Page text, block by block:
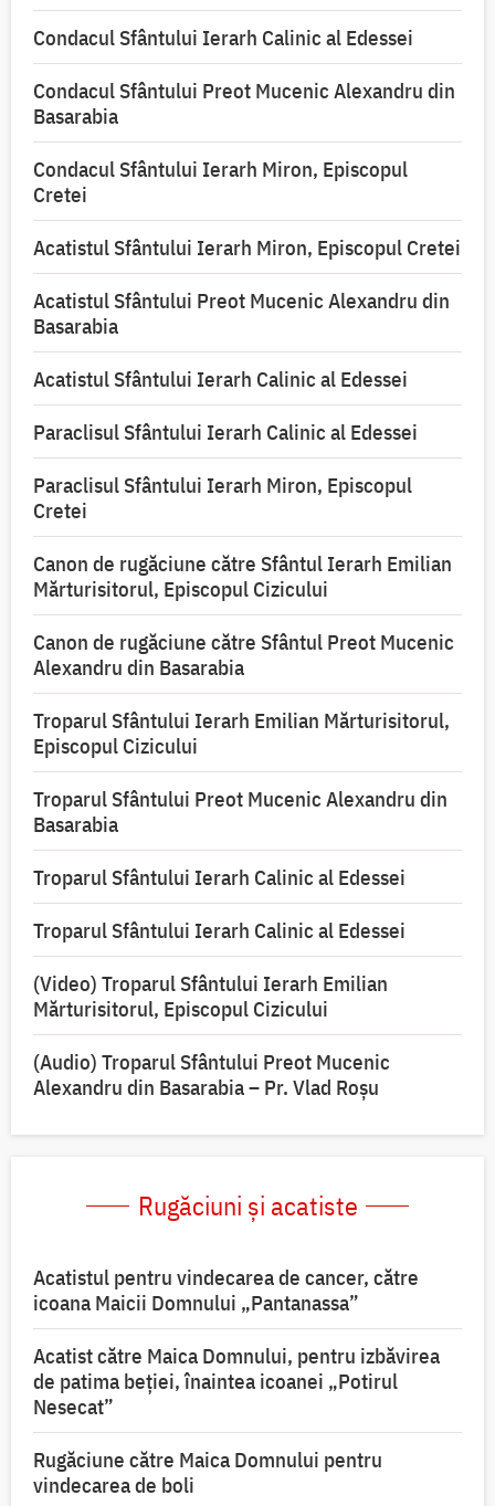
Condacul Sfântului Ierarh Calinic al Edessei
Condacul Sfântului Preot Mucenic Alexandru din
Basarabia
Condacul Sfântului Ierarh Miron, Episcopul
Cretei
Acatistul Sfântului Ierarh Miron, Episcopul Cretei
Acatistul Sfântului Preot Mucenic Alexandru din
Basarabia
Acatistul Sfântului Ierarh Calinic al Edessei
Paraclisul Sfântului Ierarh Calinic al Edessei
Paraclisul Sfântului Ierarh Miron, Episcopul
Cretei
Canon de rugăciune către Sfântul Ierarh Emilian
Mărturisitorul, Episcopul Cizicului
Canon de rugăciune către Sfântul Preot Mucenic
Alexandru din Basarabia
Troparul Sfântului Ierarh Emilian Mărturisitorul,
Episcopul Cizicului
Troparul Sfântului Preot Mucenic Alexandru din
Basarabia
Troparul Sfântului Ierarh Calinic al Edessei
Troparul Sfântului Ierarh Calinic al Edessei
(Video) Troparul Sfântului Ierarh Emilian
Mărturisitorul, Episcopul Cizicului
(Audio) Troparul Sfântului Preot Mucenic
Alexandru din Basarabia – Pr. Vlad Roșu
Rugăciuni și acatiste
Acatistul pentru vindecarea de cancer, către
icoana Maicii Domnului „Pantanassa”
Acatist către Maica Domnului, pentru izbăvirea
de patima beției, înaintea icoanei „Potirul
Nesecat”
Rugăciune către Maica Domnului pentru
vindecarea de boli